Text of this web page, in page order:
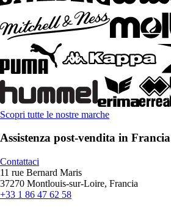
Scopri tutte le nostre marche
Assistenza post-vendita in Francia
Contattaci
11 rue Bernard Maris
37270 Montlouis-sur-Loire, Francia
+33 1 86 47 62 58